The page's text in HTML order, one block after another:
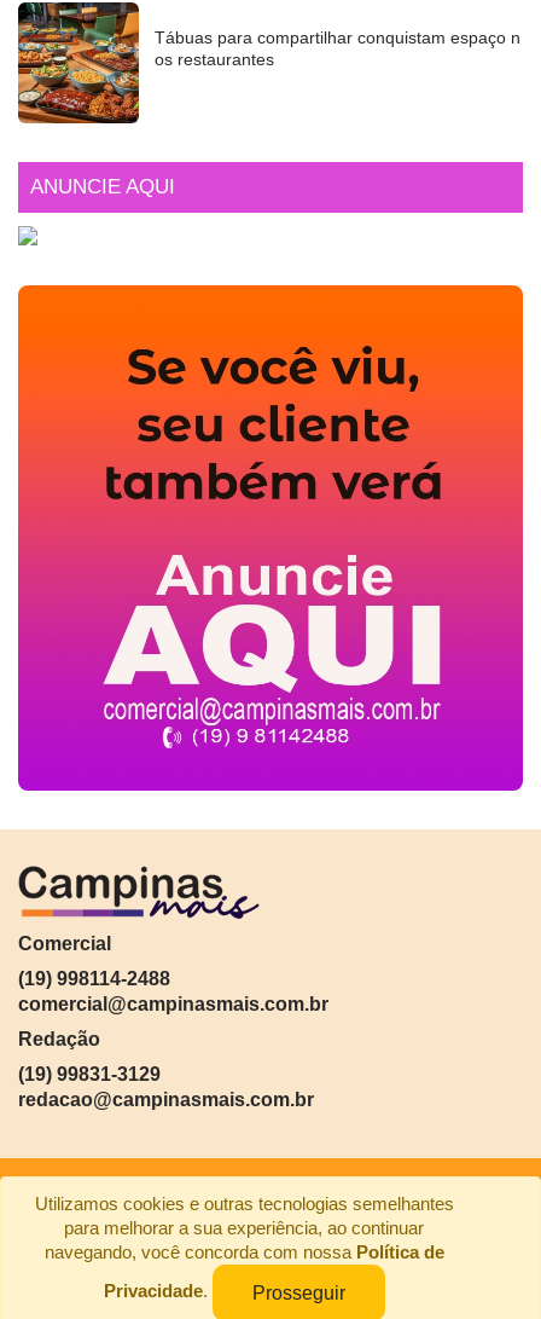
Utilizamos cookies e outras tecnologias semelhantes
para melhorar a sua experiência, ao continuar
navegando, você concorda com nossa Política de
Privacidade. Prosseguir
Tábuas para compartilhar conquistam espaço n
os restaurantes
ANUNCIE AQUI
Comercial
(19) 998114-2488
comercial@campinasmais.com.br
Redação
(19) 99831-3129
redacao@campinasmais.com.br